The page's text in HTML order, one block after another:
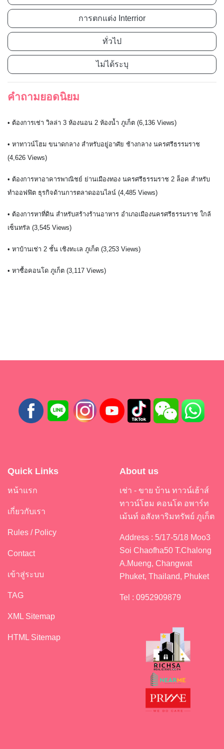
การตกแต่ง Interrior
ทั่วไป
ไม่ได้ระบุ
คำถามยอดนิยม
• ต้องการเช่า วิลล่า 3 ห้องนอน 2 ห้องน้ำ ภูเก็ต (6,136 Views)
• หาทาวน์โฮม ขนาดกลาง สำหรับอยู่อาศัย ช้างกลาง นครศรีธรรมราช
(4,626 Views)
• ต้องการหาอาคารพาณิชย์ ย่านเมืองทอง นครศรีธรรมราช 2 ล็อค สำหรับ
ทำออฟฟิต ธุรกิจด้านการตลาดออนไลน์ (4,485 Views)
• ต้องการหาที่ดิน สำหรับสร้างร้านอาหาร อำเภอเมืองนครศรีธรรมราช ใกล้
เซ็นทรัล (3,545 Views)
• หาบ้านเช่า 2 ชั้น เชิงทะเล ภูเก็ต (3,253 Views)
• หาซื้อคอนโด ภูเก็ต (3,117 Views)
Quick Links
หน้าแรก
เกี่ยวกับเรา
Rules / Policy
Contact
เข้าสู่ระบบ
TAG
XML Sitemap
HTML Sitemap
About us
เช่า - ขาย บ้าน ทาวน์เฮ้าส์
ทาวน์โฮม คอนโด อพาร์ท
เม้นท์ อสังหาริมทรัพย์ ภูเก็ต
Address : 5/17-5/18 Moo3
Soi Chaofha50 T.Chalong
A.Mueng, Changwat
Phuket, Thailand, Phuket
Tel : 0952909879